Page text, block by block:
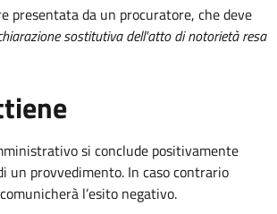
presentata da un procuratore, che deve
sostitutiva dell'atto di notorietà resa
si conclude positivamente
un provvedimento. In caso contrario
l’esito negativo.